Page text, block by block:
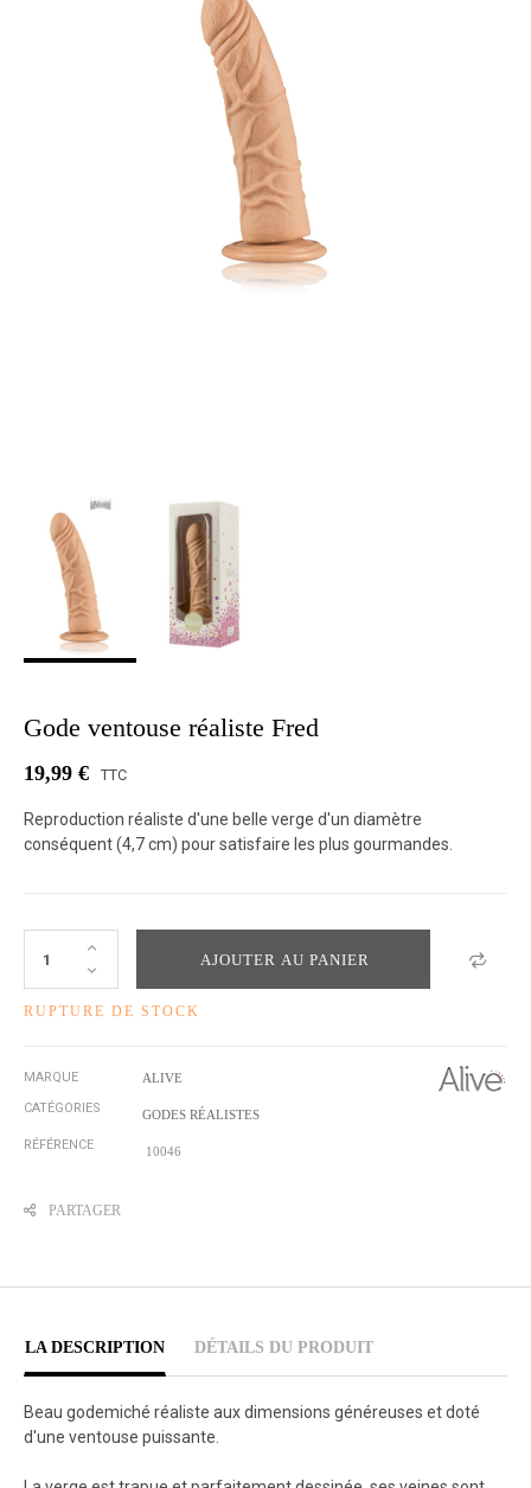
Gode ventouse réaliste Fred
19,99 € TTC
Reproduction réaliste d'une belle verge d'un diamètre
conséquent (4,7 cm) pour satisfaire les plus gourmandes.
AJOUTER AU PANIER
RUPTURE DE STOCK
MARQUE ALIVE
CATÉGORIES GODES RÉALISTES
RÉFÉRENCE 10046
PARTAGER
LA DESCRIPTION DÉTAILS DU PRODUIT
Beau godemiché réaliste aux dimensions généreuses et doté
d'une ventouse puissante.